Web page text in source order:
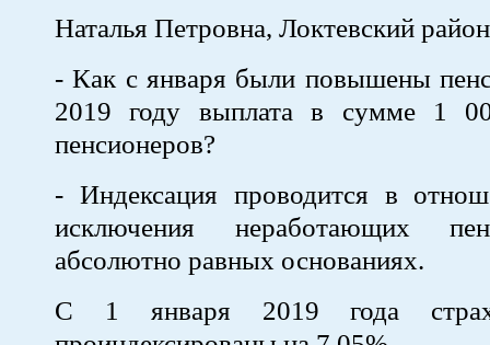
Наталья Петровна, Локтевский
- Как с января были повышены
2019 году выплата в сумме 1
пенсионеров?
- Индексация проводится в
исключения неработающих
абсолютно равных основаниях.
С 1 января 2019 года